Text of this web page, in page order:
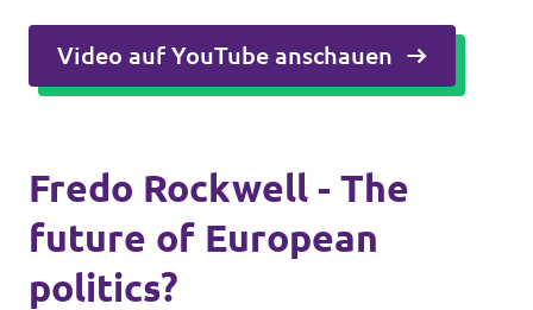
Video auf YouTube anschauen
Fredo Rockwell - The
future of European
politics?